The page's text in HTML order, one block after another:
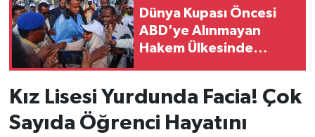
Dünya Kupası Öncesi
ABD'ye Alınmayan
Hakem Ülkesinde
Kız Lisesi Yurdunda Facia! Çok
Sayıda Öğrenci Hayatını